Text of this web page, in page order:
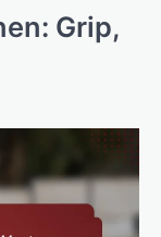
Grip,